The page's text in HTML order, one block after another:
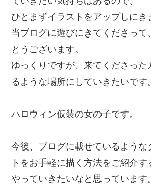
ひとまずイラストをアップしにき
当ブログに遊びにきてくださって
とうございます。
ゆっくりですが、来てくださった
るような場所にしていきたいです
ハロウィン仮装の女の子です。
今後、ブログに載せているような
トをお手軽に描く方法をご紹介す
やっていきたいなと思っています